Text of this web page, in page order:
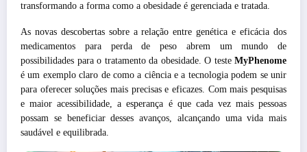
transformando a forma como a obesidade é gerenciada e tratada.
As novas descobertas sobre a relação entre genética e eficácia dos
medicamentos para perda de peso abrem um mundo de
possibilidades para o tratamento da obesidade. O teste MyPhenome
é um exemplo claro de como a ciência e a tecnologia podem se unir
para oferecer soluções mais precisas e eficazes. Com mais pesquisas
e maior acessibilidade, a esperança é que cada vez mais pessoas
possam se beneficiar desses avanços, alcançando uma vida mais
saudável e equilibrada.